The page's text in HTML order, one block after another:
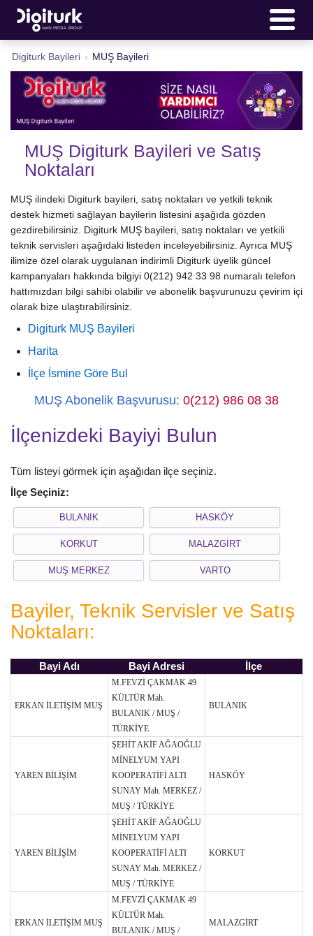
Digiturk Bayileri › MUŞ Bayileri
MUŞ Digiturk Bayileri ve Satış
Noktaları
MUŞ ilindeki Digiturk bayileri, satış noktaları ve yetkili teknik
destek hizmeti sağlayan bayilerin listesini aşağıda gözden
gezdirebilirsiniz. Digiturk MUŞ bayileri, satış noktaları ve yetkili
teknik servisleri aşağıdaki listeden inceleyebilirsiniz. Ayrıca MUŞ
ilimize özel olarak uygulanan indirimli Digiturk üyelik güncel
kampanyaları hakkında bilgiyi 0(212) 942 33 98 numaralı telefon
hattımızdan bilgi sahibi olabilir ve abonelik başvurunuzu çevirim içi
olarak bize ulaştırabilirsiniz.
Digiturk MUŞ Bayileri
Harita
İlçe İsmine Göre Bul
MUŞ Abonelik Başvurusu: 0(212) 986 08 38
İlçenizdeki Bayiyi Bulun
Tüm listeyi görmek için aşağıdan ilçe seçiniz.
İlçe Seçiniz:
BULANIK HASKÖY
KORKUT MALAZGİRT
MUŞ MERKEZ VARTO
Bayiler, Teknik Servisler ve Satış
Noktaları:
Bayi Adı Bayi Adresi İlçe
ERKAN İLETİŞİM MUŞ
M.FEVZİ ÇAKMAK 49
KÜLTÜR Mah.
BULANIK / MUŞ /
TÜRKİYE
BULANIK
YAREN BİLİŞİM
ŞEHİT AKİF AĞAOĞLU
MİNELYUM YAPI
KOOPERATİFİ ALTI
SUNAY Mah. MERKEZ /
MUŞ / TÜRKİYE
HASKÖY
YAREN BİLİŞİM
ŞEHİT AKİF AĞAOĞLU
MİNELYUM YAPI
KOOPERATİFİ ALTI
SUNAY Mah. MERKEZ /
MUŞ / TÜRKİYE
KORKUT
ERKAN İLETİŞİM MUŞ
M.FEVZİ ÇAKMAK 49
KÜLTÜR Mah.
BULANIK / MUŞ /
MALAZGİRT